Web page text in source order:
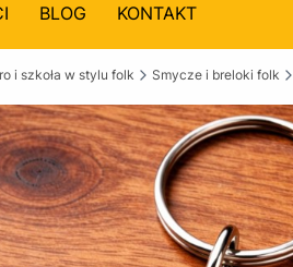
BLOG KONTAKT
i szkoła w stylu folk Smycze i breloki folk